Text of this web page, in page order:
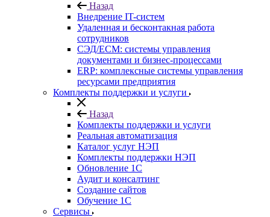
Назад
Внедрение IT-систем
Удаленная и бесконтакная работа
сотрудников
СЭД/ECM: системы управления
документами и бизнес-процессами
ERP: комплексные системы управления
ресурсами предприятия
Комплекты поддержки и услуги
Назад
Комплекты поддержки и услуги
Реальная автоматизация
Каталог услуг НЭП
Комплекты поддержки НЭП
Обновление 1С
Аудит и консалтинг
Создание сайтов
Обучение 1С
Cервисы